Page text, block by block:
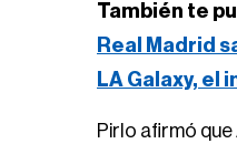
También te
Real Madrid
LA Galaxy, el
Pirlo afirmó